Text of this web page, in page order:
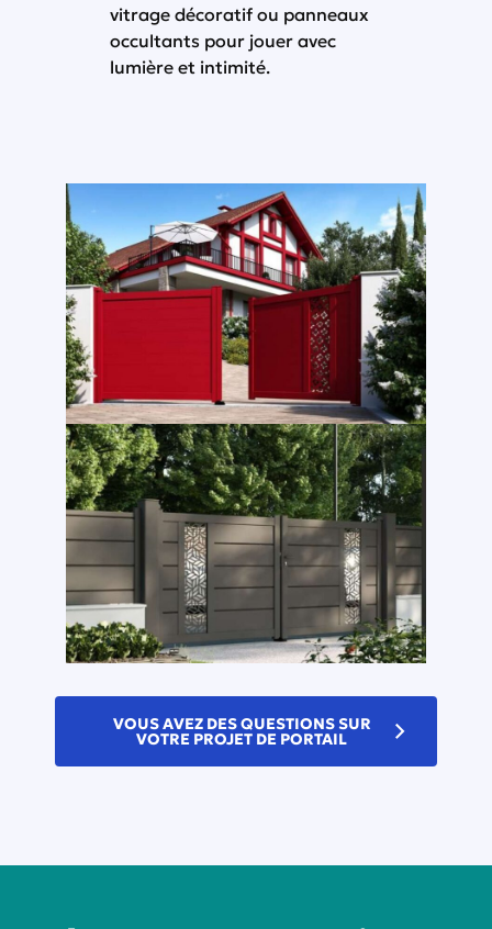
vitrage décoratif ou panneaux
occultants pour jouer avec
lumière et intimité.
VOUS AVEZ DES QUESTIONS SUR
VOTRE PROJET DE PORTAIL